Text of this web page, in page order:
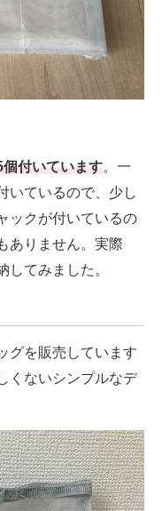
付いています。一
いているので、少し
ックが付いているの
ありません。実際
してみました。
グを販売しています
くないシンプルなデ